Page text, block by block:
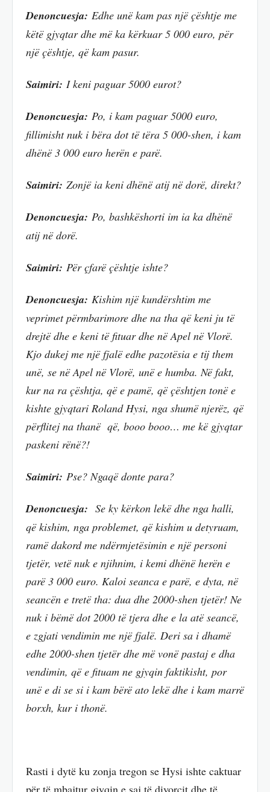
Denoncuesja: Edhe unë kam pas një çështje me
këtë gjyqtar dhe më ka kërkuar 5 000 euro, për
një çështje, që kam pasur.
Saimiri: I keni paguar 5000 eurot?
Denoncuesja: Po, i kam paguar 5000 euro,
fillimisht nuk i bëra dot të tëra 5 000-shen, i kam
dhënë 3 000 euro herën e parë.
Saimiri: Zonjë ia keni dhënë atij në dorë, direkt?
Denoncuesja: Po, bashkëshorti im ia ka dhënë
atij në dorë.
Saimiri: Për çfarë çështje ishte?
Denoncuesja: Kishim një kundërshtim me
veprimet përmbarimore dhe na tha që keni ju të
drejtë dhe e keni të fituar dhe në Apel në Vlorë.
Kjo dukej me një fjalë edhe pazotësia e tij them
unë, se në Apel në Vlorë, unë e humba. Në fakt,
kur na ra çështja, që e pamë, që çështjen tonë e
kishte gjyqtari Roland Hysi, nga shumë njerëz, që
përflitej na thanë që, booo booo… me kë gjyqtar
paskeni rënë?!
Saimiri: Pse? Ngaqë donte para?
Denoncuesja: Se ky kërkon lekë dhe nga halli,
që kishim, nga problemet, që kishim u detyruam,
ramë dakord me ndërmjetësimin e një personi
tjetër, vetë nuk e njihnim, i kemi dhënë herën e
parë 3 000 euro. Kaloi seanca e parë, e dyta, në
seancën e tretë tha: dua dhe 2000-shen tjetër! Ne
nuk i bëmë dot 2000 të tjera dhe e la atë seancë,
e zgjati vendimin me një fjalë. Deri sa i dhamë
edhe 2000-shen tjetër dhe më vonë pastaj e dha
vendimin, që e fituam ne gjyqin faktikisht, por
unë e di se si i kam bërë ato lekë dhe i kam marrë
borxh, kur i thonë.
Rasti i dytë ku zonja tregon se Hysi ishte caktuar
për të mbajtur gjyqin e saj të divorcit dhe të